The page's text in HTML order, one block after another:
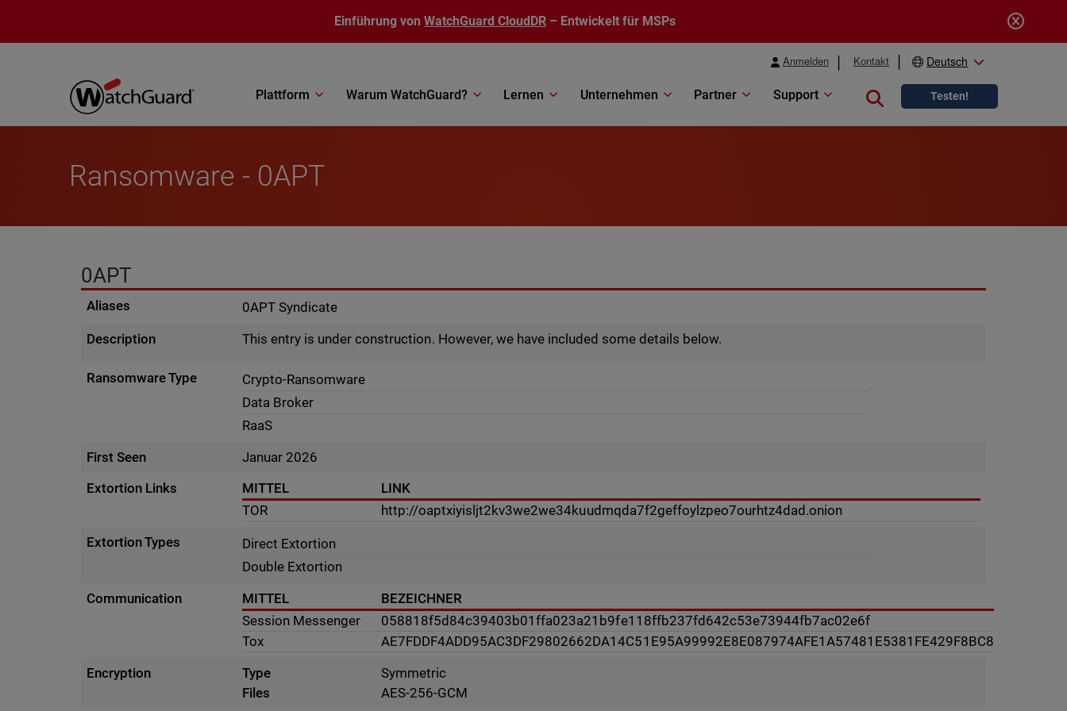
Einführung von WatchGuard CloudDR – Entwickelt für MSPs
Anmelden Kontakt Deutsch
Plattform Warum WatchGuard? Lernen Unternehmen Partner Support Close search
Testen!
Ransomware - 0APT
0APT
Aliases
0APT Syndicate
Description
This entry is under construction. However, we have included some details below.
Ransomware Type
Crypto-Ransomware
Data Broker
RaaS
First Seen
Januar 2026
Extortion Links
MITTEL
LINK
TOR
http://oaptxiyisljt2kv3we2we34kuudmqda7f2geffoylzpeo7ourhtz4dad.onion
Extortion Types
Direct Extortion
Double Extortion
Communication
MITTEL
BEZEICHNER
Session Messenger
058818f5d84c39403b01ffa023a21b9fe118ffb237fd642c53e73944fb7ac02e6f
Tox
AE7FDDF4ADD95AC3DF29802662DA14C51E95A99992E8E087974AFE1A57481E5381FE429F8BC8
Encryption
Type
Symmetric
Files
AES-256-GCM